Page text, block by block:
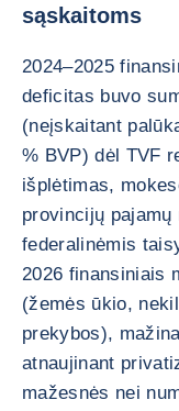
sąskaitoms
2024–2025
deficitas buvo
(neįskaitant
% BVP) dėl TVF
išplėtimas,
provincijų
federalinėmis
2026 finansiniais
(žemės ūkio,
prekybos),
atnaujinant
mažesnės nei